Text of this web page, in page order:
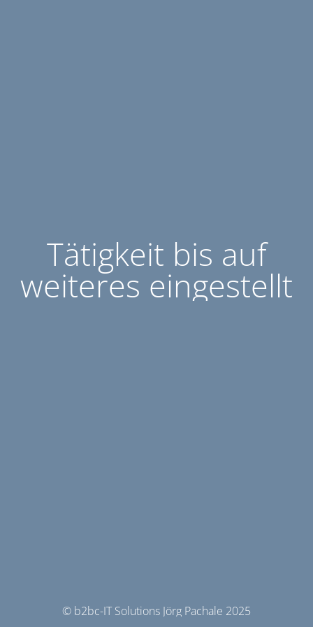
Tätigkeit bis auf
weiteres eingestellt
© b2bc-IT Solutions Jörg Pachale 2025